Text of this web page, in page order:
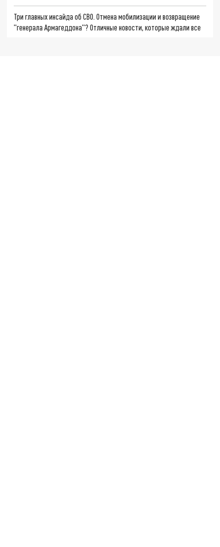
Три главных инсайда об СВО. Отмена мобилизации и возвращение
"генерала Армагеддона"? Отличные новости, которые ждали все